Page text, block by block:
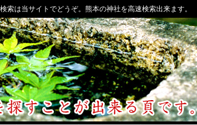
索は当サイトでどうぞ。熊本の神社を高速検索出来ます。